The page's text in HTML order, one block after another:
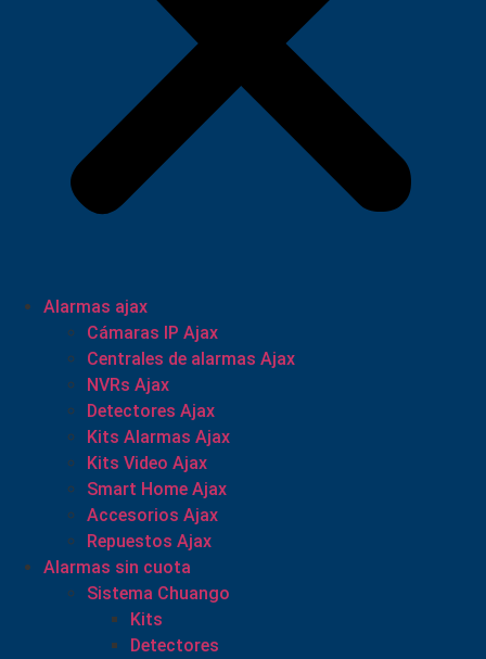
Alarmas ajax
Cámaras IP Ajax
Centrales de alarmas Ajax
NVRs Ajax
Detectores Ajax
Kits Alarmas Ajax
Kits Video Ajax
Smart Home Ajax
Accesorios Ajax
Repuestos Ajax
Alarmas sin cuota
Sistema Chuango
Kits
Detectores